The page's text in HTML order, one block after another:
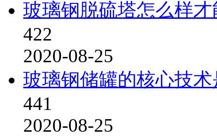
玻璃钢脱硫塔怎么样
422
2020-08-25
玻璃钢储罐的核心技
441
2020-08-25